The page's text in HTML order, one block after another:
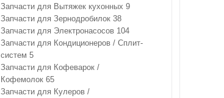
Запчасти для Вытяжек кухонных 9
Запчасти для Зернодробилок 38
Запчасти для Электронасосов 104
Запчасти для Кондиционеров / Сплит-
систем 5
Запчасти для Кофеварок /
Кофемолок 65
Запчасти для Кулеров /